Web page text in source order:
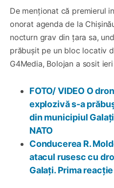
De menționat că premierul
onorat agenda de la
nocturn grav din țara sa,
prăbușit pe un bloc locativ
G4Media, Bolojan a sosit
FOTO/ VIDEO O
explozivă s-a
din municipiul
NATO
Conducerea R.
atacul rusesc cu
Galați. Prima reacție